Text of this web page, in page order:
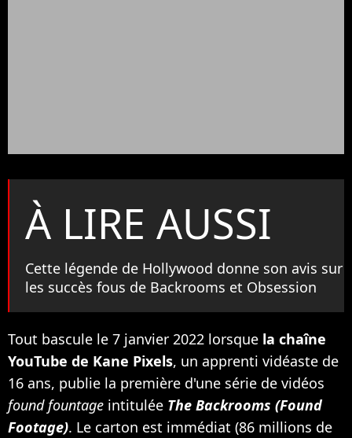
À LIRE AUSSI
Cette légende de Hollywood donne son avis sur
les succès fous de Backrooms et Obsession
Tout bascule le 7 janvier 2022 lorsque la chaîne
YouTube de Kane Pixels, un apprenti vidéaste de
16 ans, publie la première d'une série de vidéos
found fountage intitulée The Backrooms (Found
Footage). Le carton est immédiat (86 millions de